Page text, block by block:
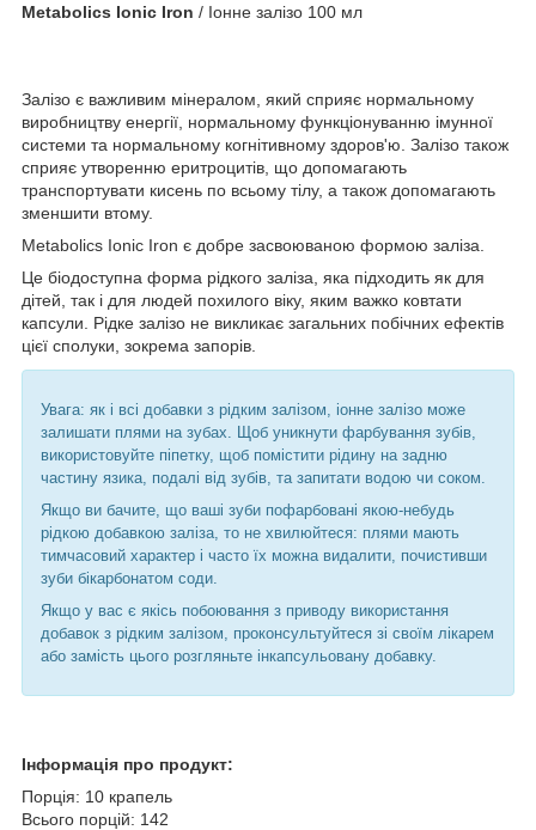
Metabolics Ionic Iron / Іонне залізо 100 мл
Залізо є важливим мінералом, який сприяє нормальному
виробництву енергії, нормальному функціонуванню імунної
системи та нормальному когнітивному здоров'ю. Залізо також
сприяє утворенню еритроцитів, що допомагають
транспортувати кисень по всьому тілу, а також допомагають
зменшити втому.
Metabolics Ionic Iron є добре засвоюваною формою заліза.
Це біодоступна форма рідкого заліза, яка підходить як для
дітей, так і для людей похилого віку, яким важко ковтати
капсули. Рідке залізо не викликає загальних побічних ефектів
цієї сполуки, зокрема запорів.
Увага: як і всі добавки з рідким залізом, іонне залізо може
залишати плями на зубах. Щоб уникнути фарбування зубів,
використовуйте піпетку, щоб помістити рідину на задню
частину язика, подалі від зубів, та запитати водою чи соком.
Якщо ви бачите, що ваші зуби пофарбовані якою-небудь
рідкою добавкою заліза, то не хвилюйтеся: плями мають
тимчасовий характер і часто їх можна видалити, почистивши
зуби бікарбонатом соди.
Якщо у вас є якісь побоювання з приводу використання
добавок з рідким залізом, проконсультуйтеся зі своїм лікарем
або замість цього розгляньте інкапсульовану добавку.
Інформація про продукт:
Порція: 10 крапель
Всього порцій: 142